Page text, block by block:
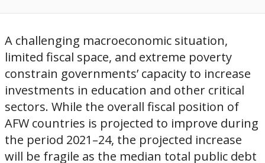
A challenging macroeconomic situation,
limited fiscal space, and extreme poverty
constrain governments’ capacity to increase
investments in education and other critical
sectors. While the overall fiscal position of
AFW countries is projected to improve during
the period 2021–24, the projected increase
will be fragile as the median total public debt